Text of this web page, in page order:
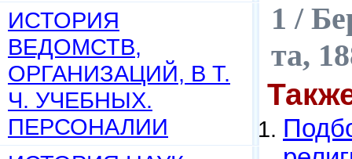
ИСТОРИЯ
ВЕДОМСТВ,
ОРГАНИЗАЦИЙ, В Т.
Ч. УЧЕБНЫХ.
ПЕРСОНАЛИИ
1 /
та,